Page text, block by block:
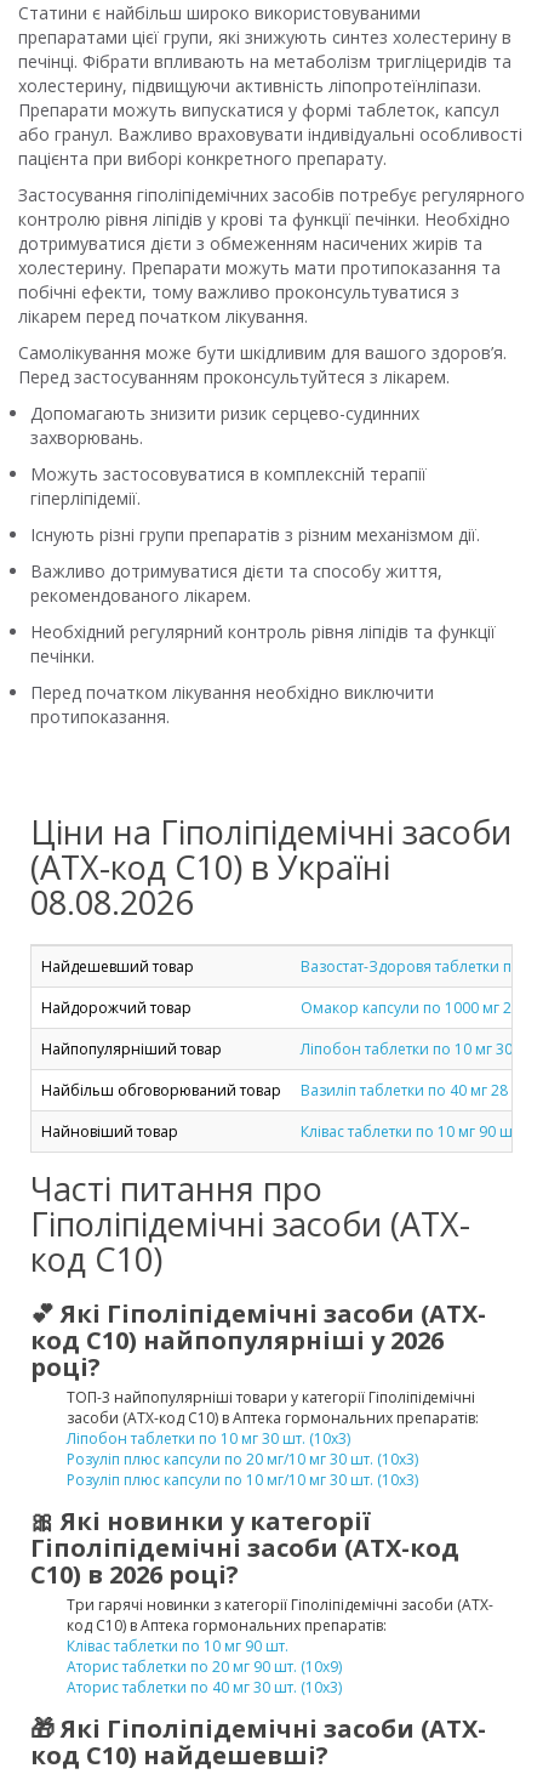
Статини є найбільш широко використовуваними
препаратами цієї групи, які знижують синтез холестерину в
печінці. Фібрати впливають на метаболізм тригліцеридів та
холестерину, підвищуючи активність ліпопротеїнліпази.
Препарати можуть випускатися у формі таблеток, капсул
або гранул. Важливо враховувати індивідуальні особливості
пацієнта при виборі конкретного препарату.
Застосування гіполіпідемічних засобів потребує регулярного
контролю рівня ліпідів у крові та функції печінки. Необхідно
дотримуватися дієти з обмеженням насичених жирів та
холестерину. Препарати можуть мати протипоказання та
побічні ефекти, тому важливо проконсультуватися з
лікарем перед початком лікування.
Самолікування може бути шкідливим для вашого здоров’я.
Перед застосуванням проконсультуйтеся з лікарем.
Допомагають знизити ризик серцево-судинних
захворювань.
Можуть застосовуватися в комплексній терапії
гіперліпідемії.
Існують різні групи препаратів з різним механізмом дії.
Важливо дотримуватися дієти та способу життя,
рекомендованого лікарем.
Необхідний регулярний контроль рівня ліпідів та функції
печінки.
Перед початком лікування необхідно виключити
протипоказання.
Ціни на Гіполіпідемічні засоби
(ATX-код C10) в Україні
08.08.2026
Найдешевший товар
Вазостат-Здоровя таблетки по
Найдорожчий товар
Омакор капсули по 1000 мг 28
Найпопулярніший товар
Ліпобон таблетки по 10 мг 30 шт.
Найбільш обговорюваний товар
Вазиліп таблетки по 40 мг 28 шт.
Найновіший товар
Клівас таблетки по 10 мг 90 шт.
Часті питання про
Гіполіпідемічні засоби (ATX-
код C10)
💕 Які Гіполіпідемічні засоби (ATX-
код C10) найпопулярніші у 2026
році?
ТОП-3 найпопулярніші товари у категорії Гіполіпідемічні
засоби (ATX-код C10) в Аптека гормональних препаратів:
Ліпобон таблетки по 10 мг 30 шт. (10х3)
Розуліп плюс капсули по 20 мг/10 мг 30 шт. (10х3)
Розуліп плюс капсули по 10 мг/10 мг 30 шт. (10х3)
🎀 Які новинки у категорії
Гіполіпідемічні засоби (ATX-код
C10) в 2026 році?
Три гарячі новинки з категорії Гіполіпідемічні засоби (ATX-
код C10) в Аптека гормональних препаратів:
Клівас таблетки по 10 мг 90 шт.
Аторис таблетки по 20 мг 90 шт. (10х9)
Аторис таблетки по 40 мг 30 шт. (10х3)
🎁 Які Гіполіпідемічні засоби (ATX-
код C10) найдешевші?